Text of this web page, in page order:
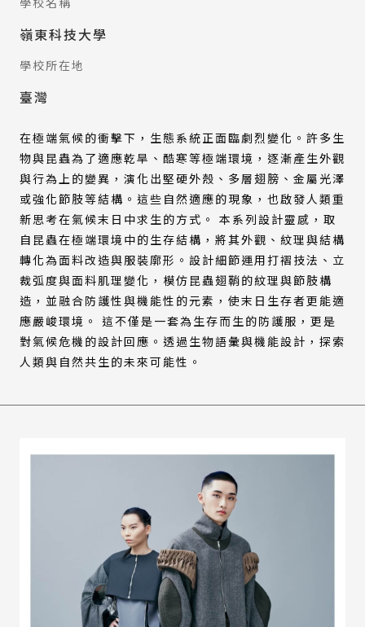
嶺東科技大學
學校所在地
臺灣
在極端氣候的衝擊下，生態系統正面臨劇烈變化。許多生
物與昆蟲為了適應乾旱、酷寒等極端環境，逐漸產生外觀
與行為上的變異，演化出堅硬外殼、多層翅膀、金屬光澤
或強化節肢等結構。這些自然適應的現象，也啟發人類重
新思考在氣候末日中求生的方式。 本系列設計靈感，取
自昆蟲在極端環境中的生存結構，將其外觀、紋理與結構
轉化為面料改造與服裝廓形。設計細節運用打褶技法、立
裁弧度與面料肌理變化，模仿昆蟲翅鞘的紋理與節肢構
造，並融合防護性與機能性的元素，使末日生存者更能適
應嚴峻環境。 這不僅是一套為生存而生的防護服，更是
對氣候危機的設計回應。透過生物語彙與機能設計，探索
人類與自然共生的未來可能性。